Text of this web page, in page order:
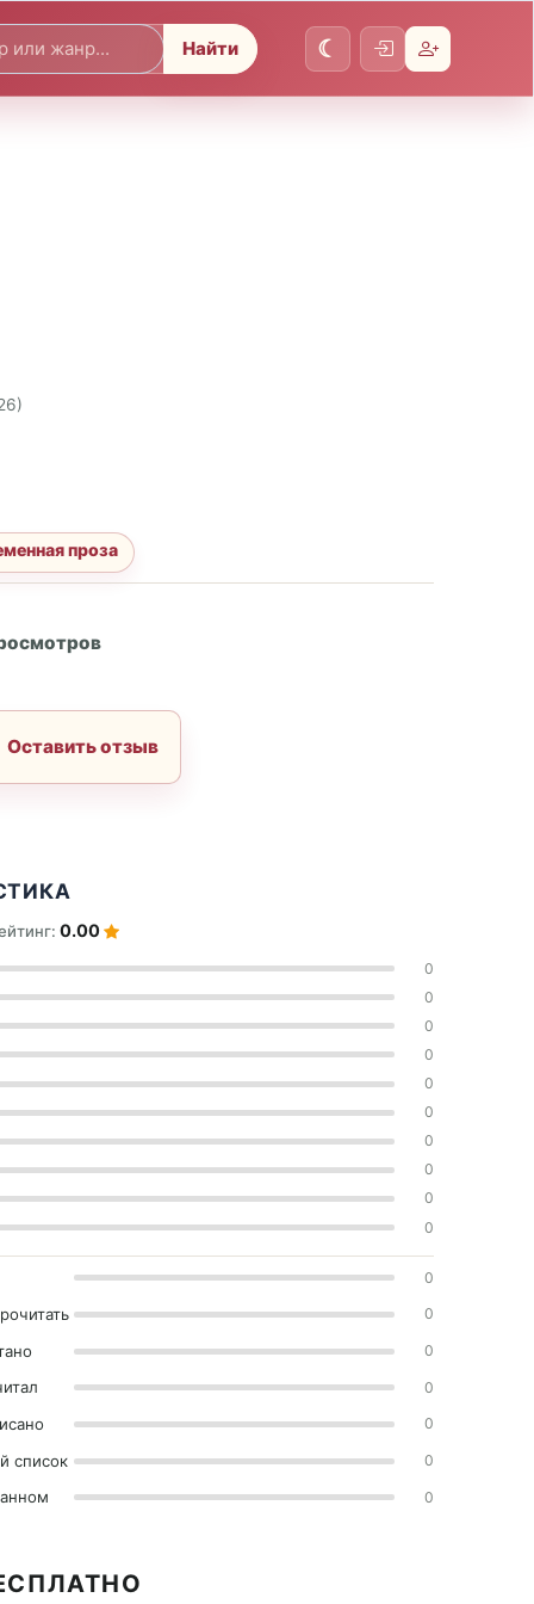
Найти
проза
Оставить отзыв
0.00
0
0
0
0
0
0
0
0
0
0
0
0
0
0
0
список 0
0